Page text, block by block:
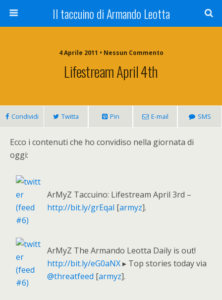
Il taccuino di Armando Leotta
4 Aprile 2011 • Nessun Commento
Lifestream April 4th
Condividi Twitta Pin E-mail SMS
Ecco i contenuti che ho convidiso nella giornata di
oggi:
ArMyZ Taccuino: Lifestream April 3rd –
http://bit.ly/grEqal [armyz].
ArMyZ The Armando Leotta Daily is out!
http://bit.ly/eG0aNX▸ Top stories today via
@threatfeed [armyz].